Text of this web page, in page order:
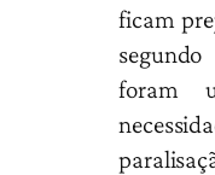
ficam
foram